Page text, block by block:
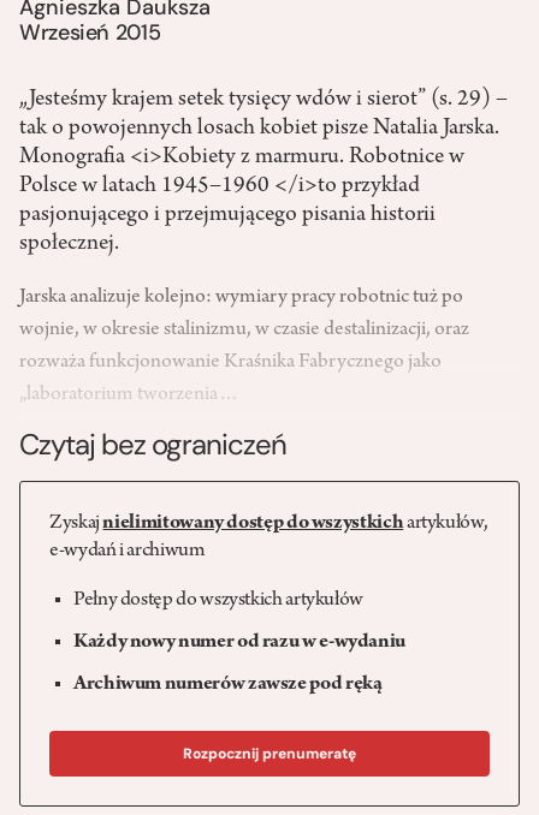
Agnieszka Dauksza
Wrzesień 2015
„Jesteśmy krajem setek tysięcy wdów i sierot” (s. 29) –
tak o powojennych losach kobiet pisze Natalia Jarska.
Monografia <i>Kobiety z marmuru. Robotnice w
Polsce w latach 1945–1960 </i>to przykład
pasjonującego i przejmującego pisania historii
społecznej.
Jarska analizuje kolejno: wymiary pracy robotnic tuż po
wojnie, w okresie stalinizmu, w czasie destalinizacji, oraz
rozważa funkcjonowanie Kraśnika Fabrycznego jako
„laboratorium tworzenia…
Czytaj bez ograniczeń
Zyskajnielimitowany dostęp do wszystkichartykułów,
e-wydań i archiwum
Pełny dostęp do wszystkich artykułów
Każdy nowy numer od razu w e-wydaniu
Archiwum numerów zawsze pod ręką
Rozpocznij prenumeratę